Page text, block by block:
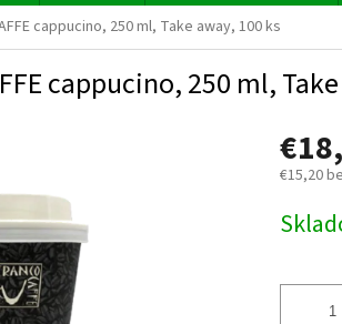
cappucino, 250 ml, Take away, 100 ks
cappucino, 250 ml,
€15,20
cena: